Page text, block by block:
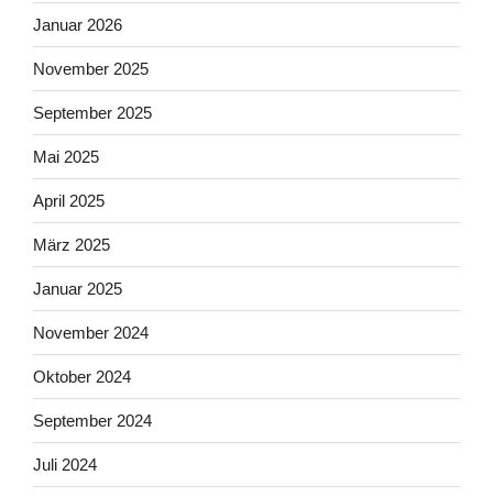
Januar 2026
November 2025
September 2025
Mai 2025
April 2025
März 2025
Januar 2025
November 2024
Oktober 2024
September 2024
Juli 2024